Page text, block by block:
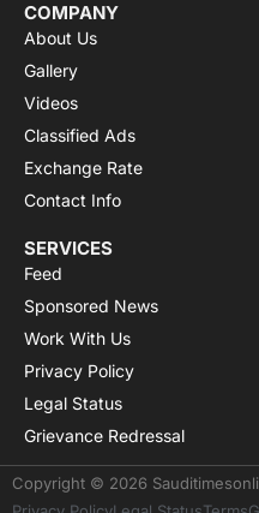
COMPANY
About Us
Gallery
Videos
Classified Ads
Exchange Rate
Contact Info
SERVICES
Feed
Sponsored News
Work With Us
Privacy Policy
Legal Status
Grievance Redressal
Copyright © 2026